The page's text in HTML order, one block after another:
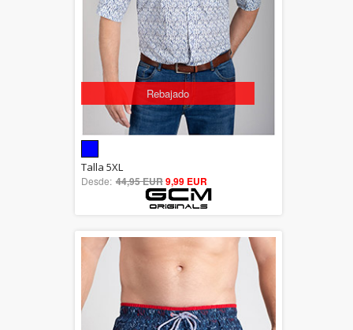
Rebajado
out of 5
Talla 5XL
Desde: 44,95 EUR9,99 EUR